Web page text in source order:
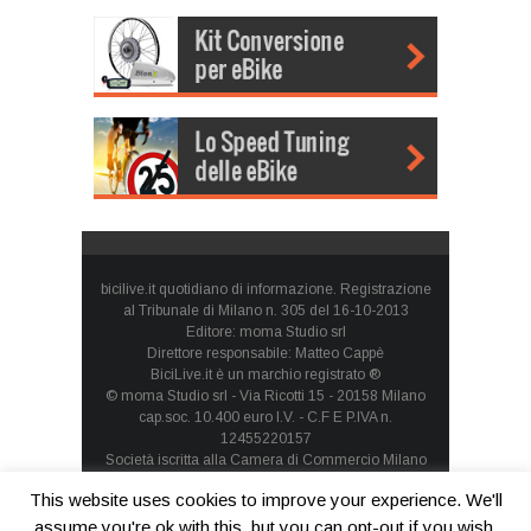
bicilive.it quotidiano di informazione. Registrazione
al Tribunale di Milano n. 305 del 16-10-2013
Editore: moma Studio srl
Direttore responsabile: Matteo Cappè
BiciLive.it è un marchio registrato ®
© moma Studio srl - Via Ricotti 15 - 20158 Milano
cap.soc. 10.400 euro I.V. - C.F E P.IVA n.
12455220157
Società iscritta alla Camera di Commercio Milano
socio unico
Privacy Policy-Cookie Policy
This website uses cookies to improve your experience. We'll
assume you're ok with this, but you can opt-out if you wish.